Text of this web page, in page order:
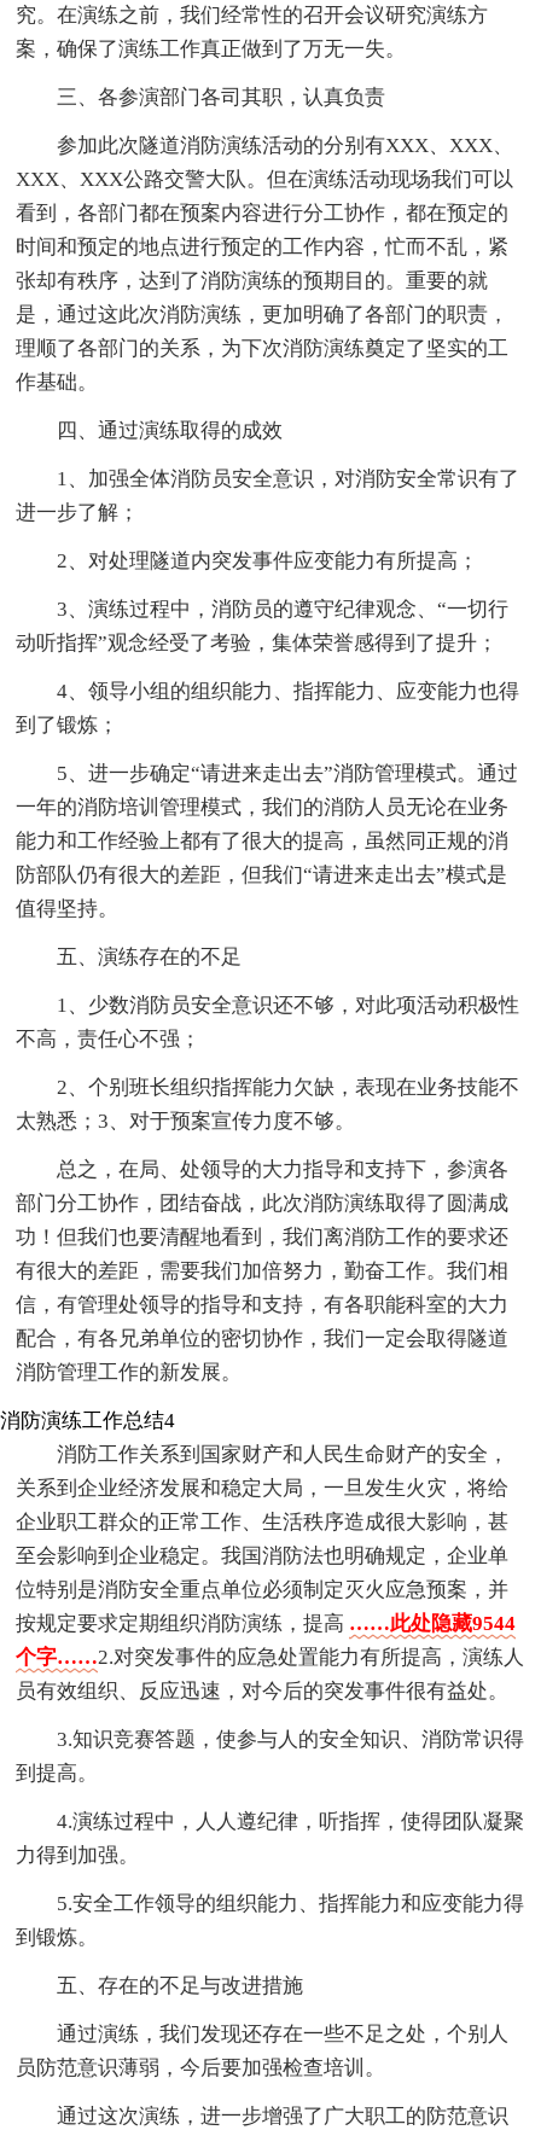
究。在演练之前，我们经常性的召开会议研究演练方
案，确保了演练工作真正做到了万无一失。
三、各参演部门各司其职，认真负责
参加此次隧道消防演练活动的分别有XXX、XXX、
XXX、XXX公路交警大队。但在演练活动现场我们可以
看到，各部门都在预案内容进行分工协作，都在预定的
时间和预定的地点进行预定的工作内容，忙而不乱，紧
张却有秩序，达到了消防演练的预期目的。重要的就
是，通过这此次消防演练，更加明确了各部门的职责，
理顺了各部门的关系，为下次消防演练奠定了坚实的工
作基础。
四、通过演练取得的成效
1、加强全体消防员安全意识，对消防安全常识有了
进一步了解；
2、对处理隧道内突发事件应变能力有所提高；
3、演练过程中，消防员的遵守纪律观念、“一切行
动听指挥”观念经受了考验，集体荣誉感得到了提升；
4、领导小组的组织能力、指挥能力、应变能力也得
到了锻炼；
5、进一步确定“请进来走出去”消防管理模式。通过
一年的消防培训管理模式，我们的消防人员无论在业务
能力和工作经验上都有了很大的提高，虽然同正规的消
防部队仍有很大的差距，但我们“请进来走出去”模式是
值得坚持。
五、演练存在的不足
1、少数消防员安全意识还不够，对此项活动积极性
不高，责任心不强；
2、个别班长组织指挥能力欠缺，表现在业务技能不
太熟悉；3、对于预案宣传力度不够。
总之，在局、处领导的大力指导和支持下，参演各
部门分工协作，团结奋战，此次消防演练取得了圆满成
功！但我们也要清醒地看到，我们离消防工作的要求还
有很大的差距，需要我们加倍努力，勤奋工作。我们相
信，有管理处领导的指导和支持，有各职能科室的大力
配合，有各兄弟单位的密切协作，我们一定会取得隧道
消防管理工作的新发展。
消防演练工作总结4
消防工作关系到国家财产和人民生命财产的安全，
关系到企业经济发展和稳定大局，一旦发生火灾，将给
企业职工群众的正常工作、生活秩序造成很大影响，甚
至会影响到企业稳定。我国消防法也明确规定，企业单
位特别是消防安全重点单位必须制定灭火应急预案，并
按规定要求定期组织消防演练，提高 ……此处隐藏9544
个字……2.对突发事件的应急处置能力有所提高，演练人
员有效组织、反应迅速，对今后的突发事件很有益处。
3.知识竞赛答题，使参与人的安全知识、消防常识得
到提高。
4.演练过程中，人人遵纪律，听指挥，使得团队凝聚
力得到加强。
5.安全工作领导的组织能力、指挥能力和应变能力得
到锻炼。
五、存在的不足与改进措施
通过演练，我们发现还存在一些不足之处，个别人
员防范意识薄弱，今后要加强检查培训。
通过这次演练，进一步增强了广大职工的防范意识